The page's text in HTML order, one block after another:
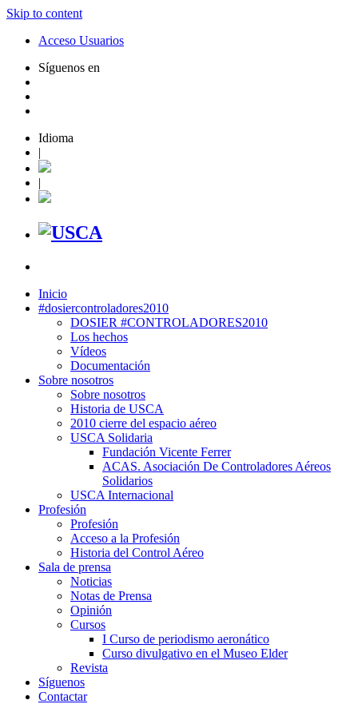
Skip to content
Acceso Usuarios
Síguenos en
Idioma
|
|
Inicio
#dosiercontroladores2010
DOSIER #CONTROLADORES2010
Los hechos
Vídeos
Documentación
Sobre nosotros
Sobre nosotros
Historia de USCA
2010 cierre del espacio aéreo
USCA Solidaria
Fundación Vicente Ferrer
ACAS. Asociación De Controladores Aéreos
Solidarios
USCA Internacional
Profesión
Profesión
Acceso a la Profesión
Historia del Control Aéreo
Sala de prensa
Noticias
Notas de Prensa
Opinión
Cursos
I Curso de periodismo aeronático
Curso divulgativo en el Museo Elder
Revista
Síguenos
Contactar